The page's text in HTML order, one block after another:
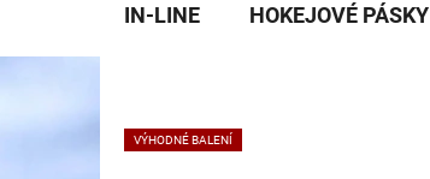
IN-LINE HOKEJOVÉ PÁSKY
VÝHODNÉ BALENÍ